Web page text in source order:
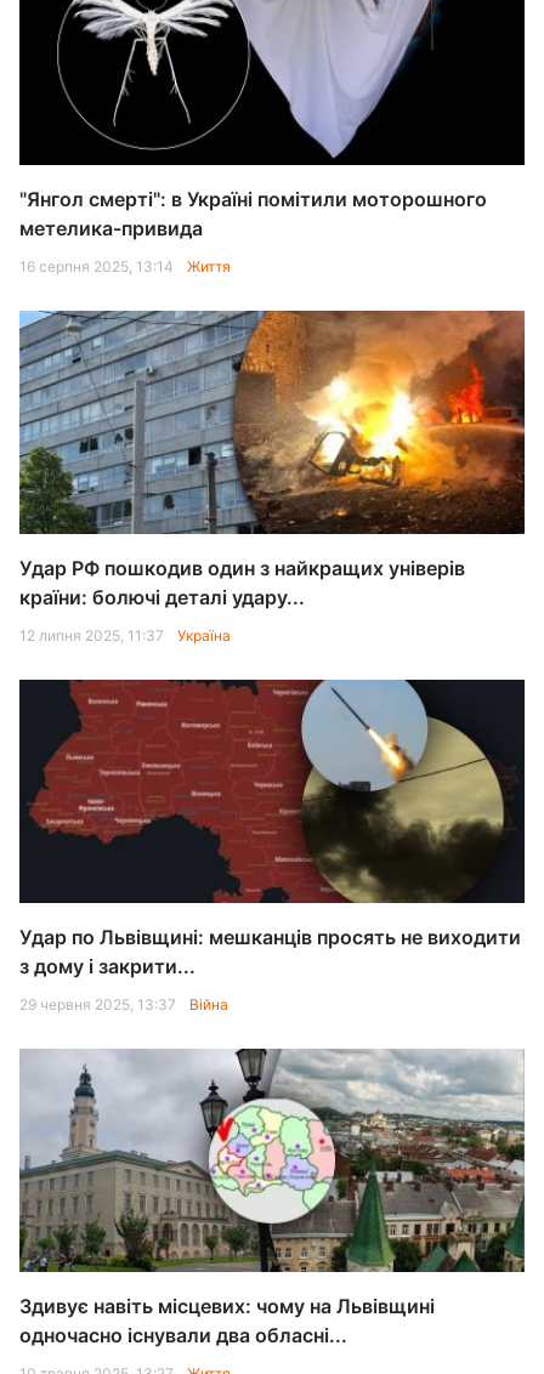
"Янгол смерті": в Україні помітили моторошного
метелика-привида
16 серпня 2025, 13:14 Життя
Удар РФ пошкодив один з найкращих універів
країни: болючі деталі удару...
12 липня 2025, 11:37 Україна
Удар по Львівщині: мешканців просять не виходити
з дому і закрити...
29 червня 2025, 13:37 Війна
Здивує навіть місцевих: чому на Львівщині
одночасно існували два обласні...